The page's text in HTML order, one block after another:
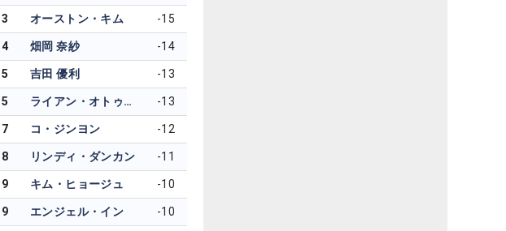
3 オーストン・キム -15
4 畑岡 奈紗 -14
5 吉田 優利 -13
5 ライアン・オトゥール -13
7 コ・ジンヨン -12
8 リンディ・ダンカン -11
9 キム・ヒョージュ -10
9 エンジェル・イン -10